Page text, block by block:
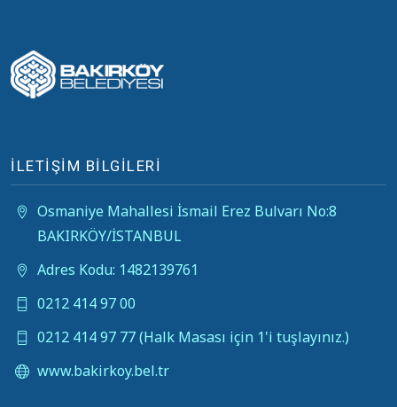
İLETİŞİM BİLGİLERİ
Osmaniye Mahallesi İsmail Erez Bulvarı No:8
BAKIRKÖY/İSTANBUL
Adres Kodu: 1482139761
0212 414 97 00
0212 414 97 77 (Halk Masası için 1'i tuşlayınız.)
www.bakirkoy.bel.tr